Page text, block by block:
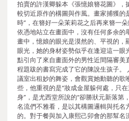
拍賣的許漢卿躲本《張憶娘簪花圖》，
較切近原作的構圖與作風。畫家捕獲的
時”，在簪好一朵茉莉花之后再來簪一
依憑地站立在畫面中，沒有任何多余的
畫中，憶娘的眼光是漠然的、平視的，
眼光，她的身材姿勢似乎在逢迎這一眼
點引向了來自畫面外的男性近間隔審美
程題跋的書寫完成了它的陳說生孩子。
議室出租妙的舞姿，會觀賞她動聽的歌
些，他重視的是“妝成金屋躲何處，只
身”，是尤西堂所說的“卻勝狀元新落第
名流們不雅看，是以其構圖邏輯與托名
的。對于餐與加入康熙己卯會的那幫名